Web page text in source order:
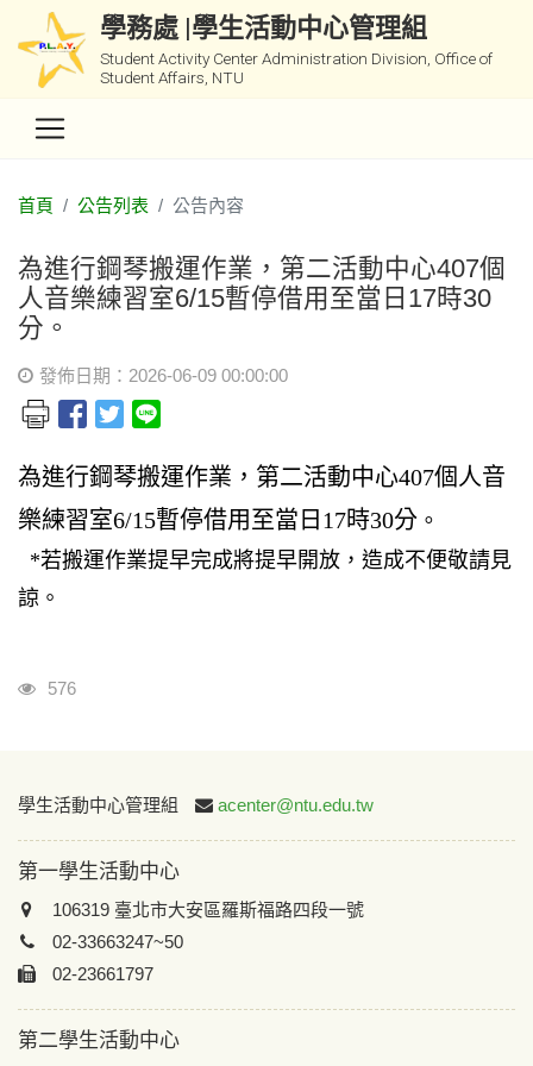
學務處 |學生活動中心管理組
Student Activity Center Administration Division, Office of
Student Affairs, NTU
首頁 公告列表 公告內容
為進行鋼琴搬運作業，第二活動中心407個
人音樂練習室6/15暫停借用至當日17時30
分。
發佈日期：2026-06-09 00:00:00
為進行鋼琴搬運作業，第二活動中心407個人音
樂練習室6/15暫停借用至當日17時30分 。
*若搬運作業提早完成將提早開放，造成不便敬請見
諒。
瀏覽人次
576
:::
學生活動中心管理組 acenter@ntu.edu.tw
第一學生活動中心
106319 臺北市大安區羅斯福路四段一號
02-33663247~50
02-23661797
第二學生活動中心